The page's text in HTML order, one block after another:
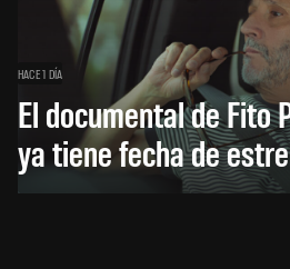
HACE 1 DÍA
El documental de Fito
ya tiene fecha de